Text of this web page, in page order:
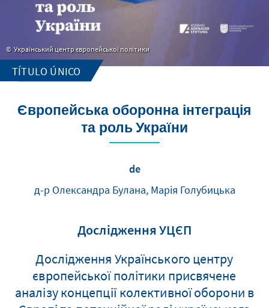
Український центр європейської політики
TÍTULO ÚNICO
Європейська оборонна інтеграція
та роль України
de
д-р Олександра Булана, Марія Голубицька
Дослідження УЦЄП
Дослідження Українського центру
європейської політики присвячене
аналізу концепції колективної оборони в